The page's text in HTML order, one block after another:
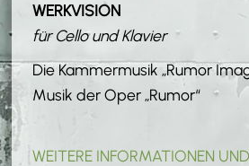
WERKVISION
für Cello und Klavier
Die Kammermusik „Rumor
Musik der Oper „Rumor“
WEITERE INFORMATIONEN